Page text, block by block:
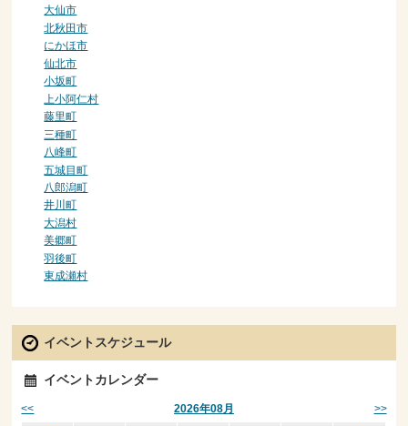
大仙市
北秋田市
にかほ市
仙北市
小坂町
上小阿仁村
藤里町
三種町
八峰町
五城目町
八郎潟町
井川町
大潟村
美郷町
羽後町
東成瀬村
イベントスケジュール
イベントカレンダー
2026年08月
<< >>